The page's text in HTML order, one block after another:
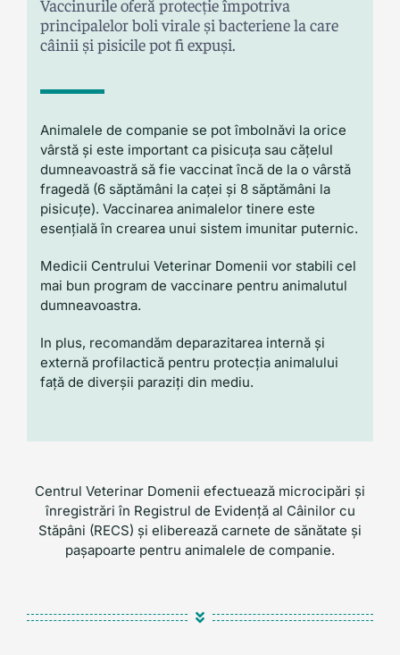
Vaccinurile oferă protecție împotriva
principalelor boli virale și bacteriene la care
câinii și pisicile pot fi expuși.
Animalele de companie se pot îmbolnăvi la orice
vârstă și este important ca pisicuța sau cățelul
dumneavoastră să fie vaccinat încă de la o vârstă
fragedă (6 săptămâni la caței și 8 săptămâni la
pisicuțe). Vaccinarea animalelor tinere este
esențială în crearea unui sistem imunitar puternic.
Medicii Centrului Veterinar Domenii vor stabili cel
mai bun program de vaccinare pentru animalutul
dumneavoastra.
In plus, recomandăm deparazitarea internă și
externă profilactică pentru protecția animalului
față de diverșii paraziți din mediu.
Centrul Veterinar Domenii efectuează microcipări și
înregistrări în Registrul de Evidență al Câinilor cu
Stăpâni (RECS) și eliberează carnete de sănătate și
pașapoarte pentru animalele de companie.